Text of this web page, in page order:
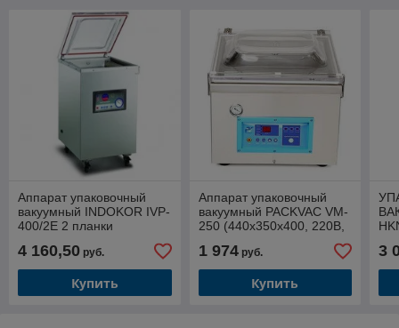
Аппарат упаковочный
вакуумный INDOKOR IVP-
400/2E 2 планки
(555х475х910мм, 220В,
0,9кВт)
4 160,50 руб.
Купить
Аппарат упаковочный
вакуумный PACKVAC VM-
250 (440х350х400, 220В,
330х270х55, планка
250мм)
1 974руб.
Купить
м3/
3